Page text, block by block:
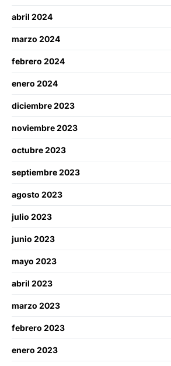
abril 2024
marzo 2024
febrero 2024
enero 2024
diciembre 2023
noviembre 2023
octubre 2023
septiembre 2023
agosto 2023
julio 2023
junio 2023
mayo 2023
abril 2023
marzo 2023
febrero 2023
enero 2023